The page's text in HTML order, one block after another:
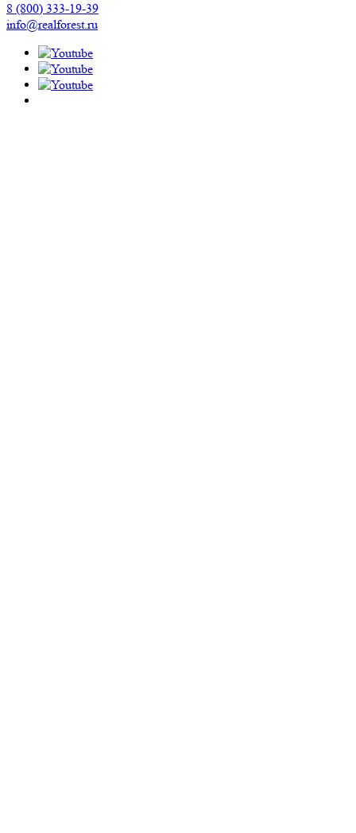
8 (800) 333-19-39
info@realforest.ru